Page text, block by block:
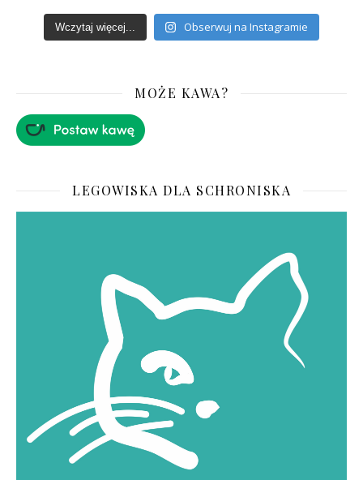
Wczytaj więcej... Obserwuj na Instagramie
MOŻE KAWA?
LEGOWISKA DLA SCHRONISKA